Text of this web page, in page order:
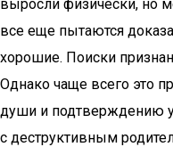
выросли физически, но
все еще пытаются
хорошие. Поиски
Однако чаще всего это
души и подтверждению
с деструктивным